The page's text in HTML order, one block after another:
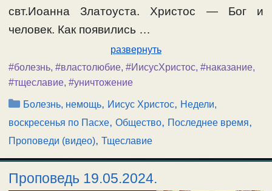
свт.Иоанна Златоуста. Христос — Бог и
человек. Как появились …
развернуть
#болезнь, #властолюбие, #ИисусХристос, #наказание,
#тщеславие, #уничтожение
Рубрики
Болезнь, немощь, Иисус Христос, Недели,
воскресенья по Пасхе, Общество, Последнее время,
Проповеди (видео), Тщеславие
Проповедь 19.05.2024.